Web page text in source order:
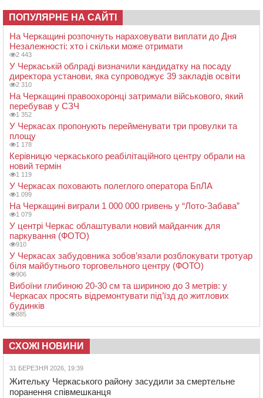
ПОПУЛЯРНЕ НА САЙТІ
На Черкащині розпочнуть нараховувати виплати до Дня
Незалежності: хто і скільки може отримати
2 443
У Черкаській облраді визначили кандидатку на посаду
директора установи, яка супроводжує 39 закладів освіти
2 310
На Черкащині правоохоронці затримали військового, який
перебував у СЗЧ
1 352
У Черкасах пропонують перейменувати три провулки та
площу
1 178
Керівницю черкаського реабілітаційного центру обрали на
новий термін
1 119
У Черкасах поховають полеглого оператора БпЛА
1 099
На Черкащині виграли 1 000 000 гривень у “Лото-Забава”
1 079
У центрі Черкас облаштували новий майданчик для
паркування (ФОТО)
910
У Черкасах забудовника зобов’язали розблокувати тротуар
біля майбутнього торговельного центру (ФОТО)
906
Вибоїни глибиною 20-30 см та шириною до 3 метрів: у
Черкасах просять відремонтувати під’їзд до житлових
будинків
885
СХОЖІ НОВИНИ
31 БЕРЕЗНЯ 2026, 19:39
Жительку Черкаського району засудили за смертельне
поранення співмешканця